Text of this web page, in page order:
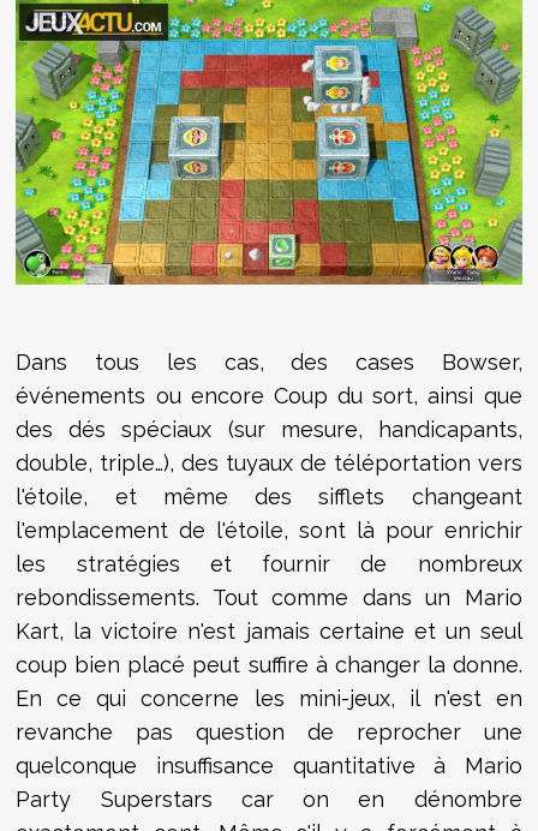
Dans tous les cas, des cases Bowser,
événements ou encore Coup du sort, ainsi que
des dés spéciaux (sur mesure, handicapants,
double, triple…), des tuyaux de téléportation vers
l'étoile, et même des sifflets changeant
l'emplacement de l'étoile, sont là pour enrichir
les stratégies et fournir de nombreux
rebondissements. Tout comme dans un Mario
Kart, la victoire n'est jamais certaine et un seul
coup bien placé peut suffire à changer la donne.
En ce qui concerne les mini-jeux, il n'est en
revanche pas question de reprocher une
quelconque insuffisance quantitative à Mario
Party Superstars car on en dénombre